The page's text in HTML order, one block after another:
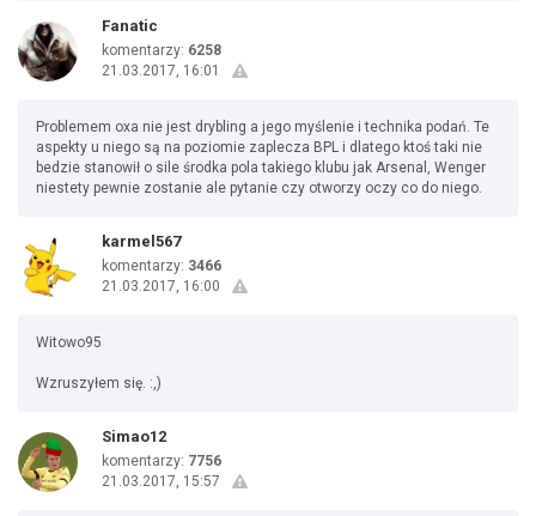
Fanatic
komentarzy: 6258
21.03.2017, 16:01
Problemem oxa nie jest drybling a jego myślenie i technika podań. Te
aspekty u niego są na poziomie zaplecza BPL i dlatego ktoś taki nie
bedzie stanowił o sile środka pola takiego klubu jak Arsenal, Wenger
niestety pewnie zostanie ale pytanie czy otworzy oczy co do niego.
karmel567
komentarzy: 3466
21.03.2017, 16:00
Witowo95
Wzruszyłem się. :,)
Simao12
komentarzy: 7756
21.03.2017, 15:57